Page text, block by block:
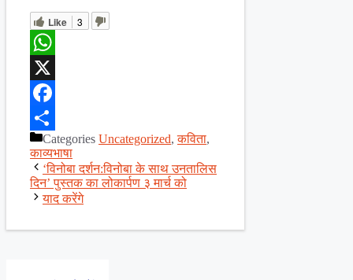
Like 3
WhatsApp
X
Facebook
ShareCategories Uncategorized,कविता,
काव्यभाषा
‘विनोबा दर्शन:विनोबा के साथ उनतालिस
दिन’ पुस्तक का लोकार्पण ३ मार्च को
याद करेंगे